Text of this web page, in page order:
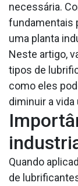
necessária.
fundamentais
uma planta
Neste artigo,
tipos de
como eles
diminuir a
Quando
de